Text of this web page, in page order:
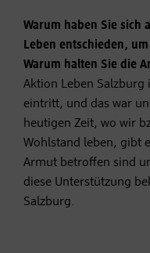
Warum haben Sie sich
Leben entschieden,
Warum halten Sie die
Aktion Leben Salzburg
eintritt, und das war
heutigen Zeit, wo wir
Wohlstand leben, gibt
Armut betroffen sind
diese Unterstützung
Salzburg.